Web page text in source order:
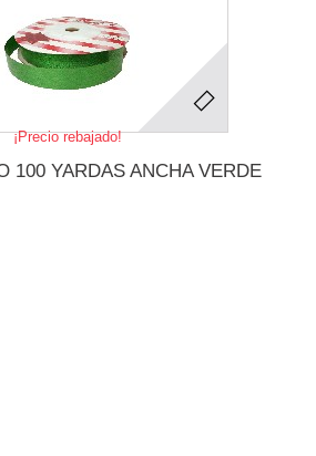
¡Precio rebajado!
100 YARDAS ANCHA VERDE